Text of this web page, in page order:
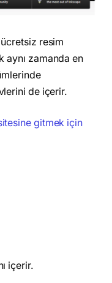
resim
zamanda en
de içerir.
gitmek için
içerir.